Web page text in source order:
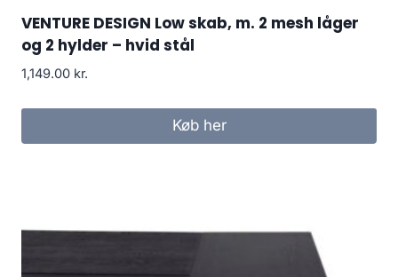
VENTURE DESIGN Low skab, m. 2 mesh låger
og 2 hylder – hvid stål
1,149.00 kr.
Køb her